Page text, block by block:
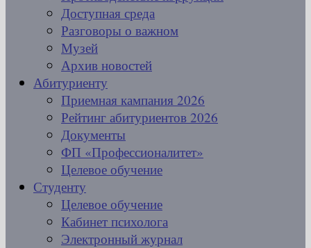
Доступная среда
Разговоры о важном
Музей
Архив новостей
Абитуриенту
Приемная кампания 2026
Рейтинг абитуриентов 2026
Документы
ФП «Профессионалитет»
Целевое обучение
Студенту
Целевое обучение
Кабинет психолога
Электронный журнал